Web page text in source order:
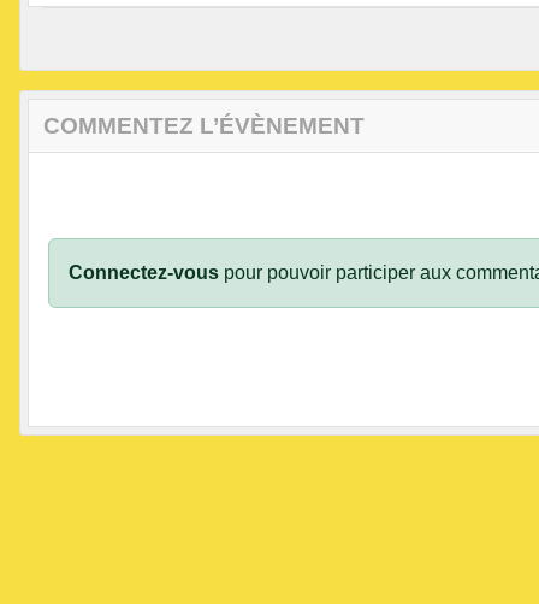
COMMENTEZ L’ÉVÈNEMENT
Connectez-vous pour pouvoir participer aux